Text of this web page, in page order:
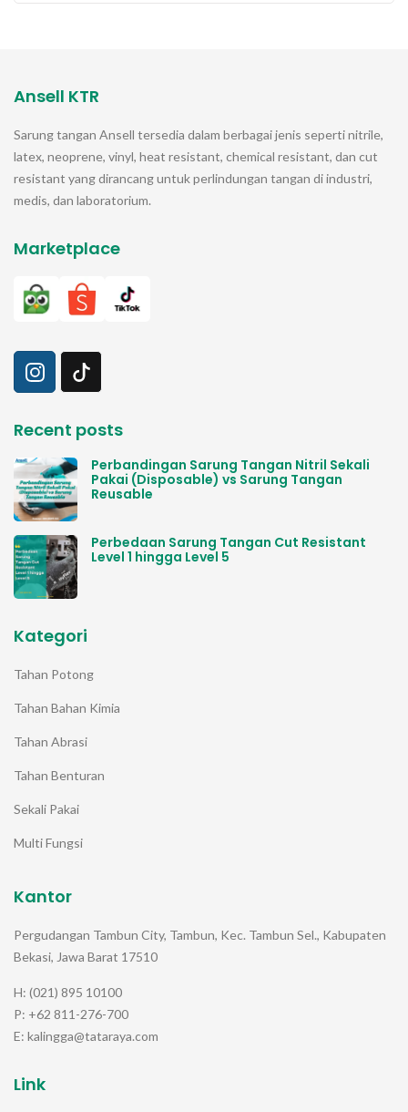
Ansell KTR
Sarung tangan Ansell tersedia dalam berbagai jenis seperti nitrile,
latex, neoprene, vinyl, heat resistant, chemical resistant, dan cut
resistant yang dirancang untuk perlindungan tangan di industri,
medis, dan laboratorium.
Marketplace
Recent posts
Perbandingan Sarung Tangan Nitril Sekali
Pakai (Disposable) vs Sarung Tangan
Reusable
Perbedaan Sarung Tangan Cut Resistant
Level 1 hingga Level 5
Kategori
Tahan Potong
Tahan Bahan Kimia
Tahan Abrasi
Tahan Benturan
Sekali Pakai
Multi Fungsi
Kantor
Pergudangan Tambun City, Tambun, Kec. Tambun Sel., Kabupaten
Bekasi, Jawa Barat 17510
H: (021) 895 10100
P: +62 811-276-700
E: kalingga@tataraya.com
Link